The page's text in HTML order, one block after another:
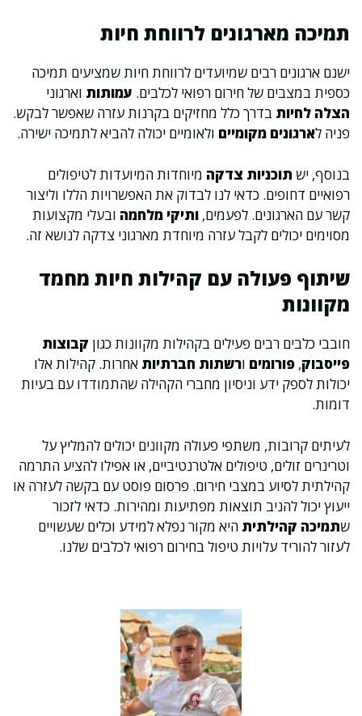
תמיכה מארגונים לרווחת חיות
ישנם ארגונים רבים שמיועדים לרווחת חיות שמציעים תמיכה
כספית במצבים של חירום רפואי לכלבים. עמותות וארגוני
הצלה לחיות בדרך כלל מחזיקים בקרנות עזרה שאפשר לבקש.
פניה לארגונים מקומיים ולאומיים יכולה להביא לתמיכה ישירה.
בנוסף, יש תוכניות צדקה מיוחדות המיועדות לטיפולים
רפואיים דחופים. כדאי לנו לבדוק את האפשרויות הללו וליצור
קשר עם הארגונים. לפעמים, ותיקי מלחמה ובעלי מקצועות
מסוימים יכולים לקבל עזרה מיוחדת מארגוני צדקה לנושא זה.
שיתוף פעולה עם קהילות חיות מחמד
מקוונות
חובבי כלבים רבים פעילים בקהילות מקוונות כגון קבוצות
פייסבוק, פורומים ורשתות חברתיות אחרות. קהילות אלו
יכולות לספק ידע וניסיון מחברי הקהילה שהתמודדו עם בעיות
דומות.
לעיתים קרובות, משתפי פעולה מקוונים יכולים להמליץ על
וטרינרים זולים, טיפולים אלטרנטיביים, או אפילו להציע התרמה
קהילתית לסיוע במצבי חירום. פרסום פוסט עם בקשה לעזרה או
ייעוץ יכול להניב תוצאות מפתיעות ומהירות. כדאי לזכור
שתמיכה קהילתית היא מקור נפלא למידע וכלים שעשויים
לעזור להוריד עלויות טיפול בחירום רפואי לכלבים שלנו.